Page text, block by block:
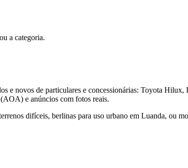
a categoria.
e novos de particulares e concessionárias: Toyota
e anúncios com fotos reais.
difíceis, berlinas para uso urbano em Luanda, ou